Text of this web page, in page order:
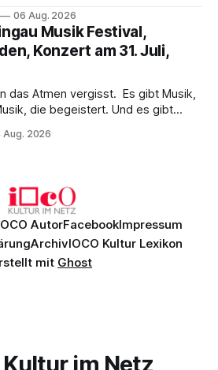
starken Bildern, getragen von
und einer musikalisch
06 Aug. 2026
Musik Festival,
Konzert am 31. Juli,
vergisst. Es gibt Musik,
die begeistert. Und es gibt
im Kurhaus Wiesbaden, an dem
Aug. 2026
AutorFacebookImpressum
ArchivIOCO Kultur Lexikon
mit Ghost
Kultur im Netz